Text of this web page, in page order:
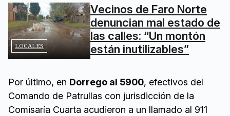
LOCALES
Vecinos de Faro Norte
denuncian mal estado de
las calles: “Un montón
están inutilizables”
Por último, en Dorrego al 5900, efectivos del
Comando de Patrullas con jurisdicción de la
Comisaría Cuarta acudieron a un llamado al 911